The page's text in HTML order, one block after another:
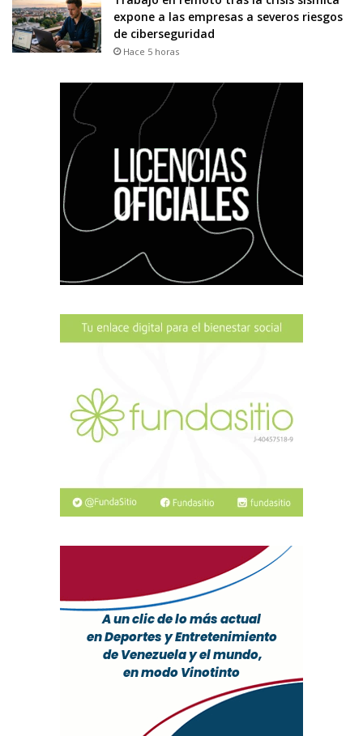
expone a las empresas a severos riesgos
de ciberseguridad
Hace 5 horas